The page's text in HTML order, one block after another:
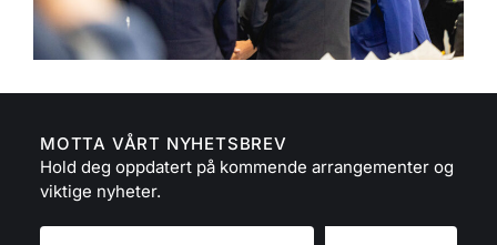
MOTTA VÅRT NYHETSBREV
Hold deg oppdatert på kommende arrangementer og
viktige nyheter.